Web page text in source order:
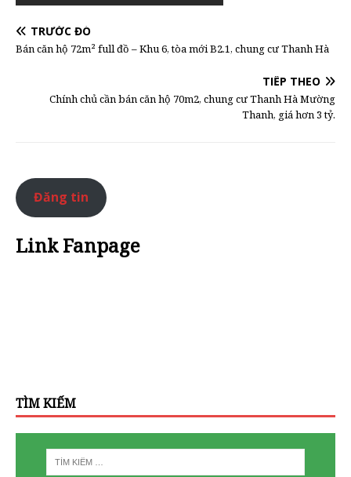
TRƯỚC ĐÓ
Bán căn hộ 72m² full đồ – Khu 6, tòa mới B2.1, chung cư Thanh Hà
TIẾP THEO
Chính chủ cần bán căn hộ 70m2, chung cư Thanh Hà Mường
Thanh, giá hơn 3 tỷ.
Đăng tin
Link Fanpage
TÌM KIẾM